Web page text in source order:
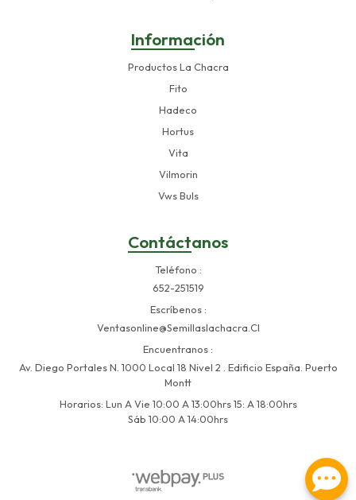
Información
Productos La Chacra
Fito
Hadeco
Hortus
Vita
Vilmorin
Vws Buls
Contáctanos
Teléfono
652-251519
Escríbenos
Ventasonline@semillaslachacra.cl
Encuentranos
Av. Diego Portales N. 1000 Local 18 Nivel 2 . Edificio España. Puerto
Montt
Horarios: Lun A Vie 10:00 A 13:00hrs 15: A 18:00hrs
Sáb 10:00 A 14:00hrs